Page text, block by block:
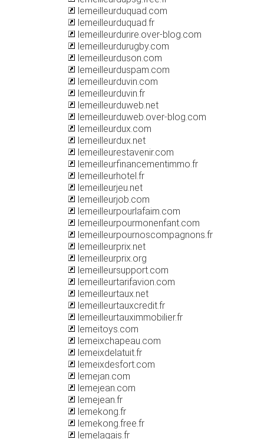
lemeilleurduquad.com
lemeilleurduquad.fr
lemeilleurdurire.over-blog.com
lemeilleurdurugby.com
lemeilleurduson.com
lemeilleurduspam.com
lemeilleurduvin.com
lemeilleurduvin.fr
lemeilleurduweb.net
lemeilleurduweb.over-blog.com
lemeilleurdux.com
lemeilleurdux.net
lemeilleurestavenir.com
lemeilleurfinancementimmo.fr
lemeilleurhotel.fr
lemeilleurjeu.net
lemeilleurjob.com
lemeilleurpourlafaim.com
lemeilleurpourmonenfant.com
lemeilleurpournoscompagnons.fr
lemeilleurprix.net
lemeilleurprix.org
lemeilleursupport.com
lemeilleurtarifavion.com
lemeilleurtaux.net
lemeilleurtauxcredit.fr
lemeilleurtauximmobilier.fr
lemeitoys.com
lemeixchapeau.com
lemeixdelatuit.fr
lemeixdesfort.com
lemejan.com
lemejean.com
lemejean.fr
lemekong.fr
lemekong.free.fr
lemelagais.fr